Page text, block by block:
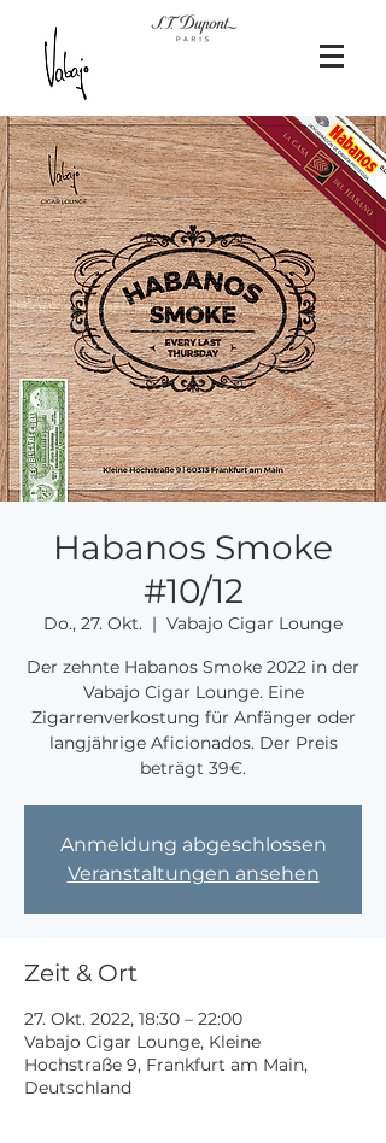
Habanos Smoke
#10/12
Do., 27. Okt.
  |
Vabajo Cigar Lounge
Der zehnte Habanos Smoke 2022 in der
Vabajo Cigar Lounge. Eine
Zigarrenverkostung für Anfänger oder
langjährige Aficionados. Der Preis
beträgt 39€.
Anmeldung abgeschlossen
Veranstaltungen ansehen
Zeit & Ort
27. Okt. 2022, 18:30 – 22:00
Vabajo Cigar Lounge, Kleine
Hochstraße 9, Frankfurt am Main,
Deutschland